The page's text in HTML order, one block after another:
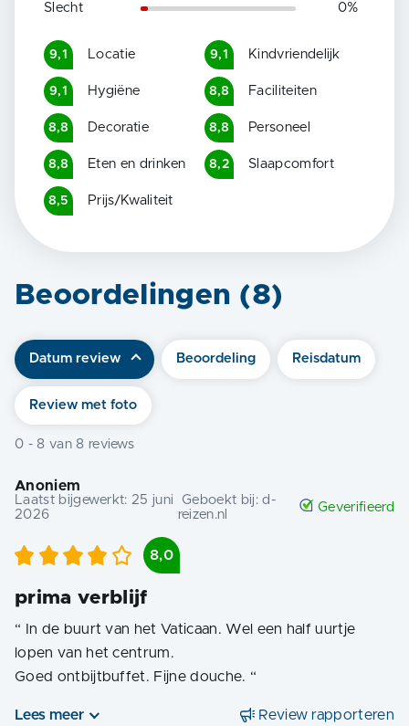
Slecht 0%
9,1 Locatie 9,1 Kindvriendelijk
9,1 Hygiëne 8,8 Faciliteiten
8,8 Decoratie 8,8 Personeel
8,8 Eten en drinken 8,2 Slaapcomfort
8,5 Prijs/Kwaliteit
Beoordelingen (8)
Datum review Beoordeling Reisdatum
Review met foto
0 - 8 van 8 reviews
Anoniem
Laatst bijgewerkt: 25 juni
2026
Geboekt bij:d-
reizen.nl
Geverifieerd
8,0
prima verblijf
“ In de buurt van het Vaticaan. Wel een half uurtje
lopen van het centrum.
Goed ontbijtbuffet. Fijne douche. “
Lees meer Review rapporteren